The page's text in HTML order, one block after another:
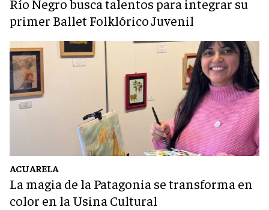
Río Negro busca talentos para integrar su
primer Ballet Folklórico Juvenil
ACUARELA
La magia de la Patagonia se transforma en
color en la Usina Cultural